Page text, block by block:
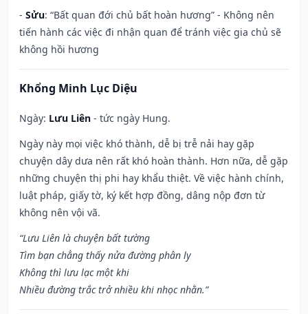
- Sửu: “Bất quan đới chủ bất hoàn hương” - Không nên
tiến hành các việc đi nhận quan để tránh việc gia chủ sẽ
không hồi hương
Khổng Minh Lục Diệu
Ngày: Lưu Liên - tức ngày Hung.
Ngày này mọi việc khó thành, dễ bị trễ nải hay gặp
chuyện dây dưa nên rất khó hoàn thành. Hơn nữa, dễ gặp
những chuyện thị phi hay khẩu thiệt. Về việc hành chính,
luật pháp, giấy tờ, ký kết hợp đồng, dâng nộp đơn từ
không nên vội vã.
“Lưu Liên là chuyện bất tường
Tìm bạn chẳng thấy nửa đường phân ly
Không thì lưu lạc một khi
Nhiều đường trắc trở nhiều khi nhọc nhằn.”